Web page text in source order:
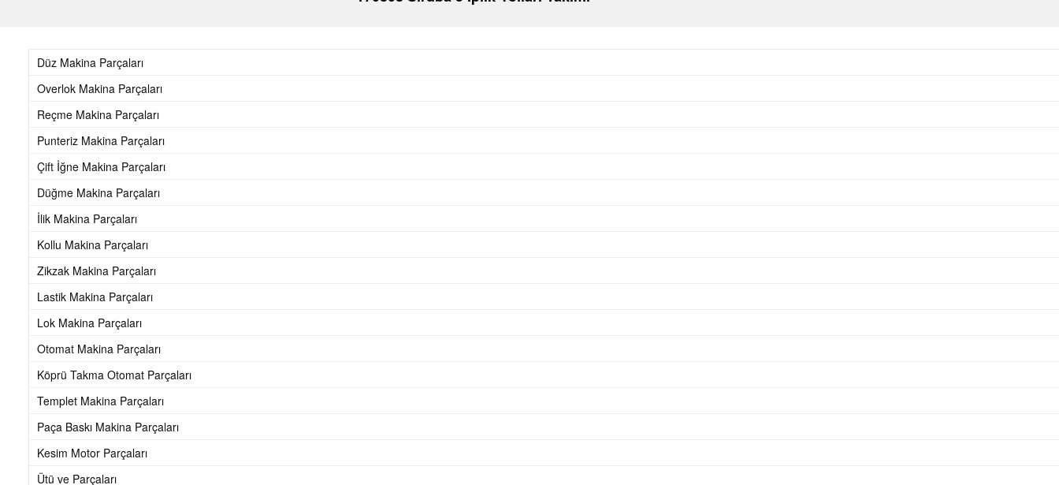
Düz Makina Parçaları
Overlok Makina Parçaları
Reçme Makina Parçaları
Punteriz Makina Parçaları
Çift İğne Makina Parçaları
Düğme Makina Parçaları
İlik Makina Parçaları
Kollu Makina Parçaları
Zikzak Makina Parçaları
Lastik Makina Parçaları
Lok Makina Parçaları
Otomat Makina Parçaları
Köprü Takma Otomat Parçaları
Templet Makina Parçaları
Paça Baskı Makina Parçaları
Kesim Motor Parçaları
Ütü ve Parçaları